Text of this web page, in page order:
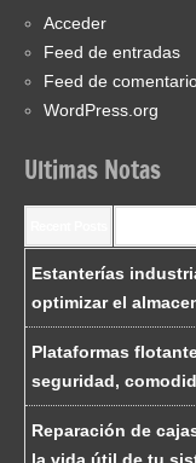
Acceder
Feed de entradas
Feed de
WordPress.org
Ultimas Notas
Estanterías
optimizar el
Plataformas
seguridad,
Reparación de